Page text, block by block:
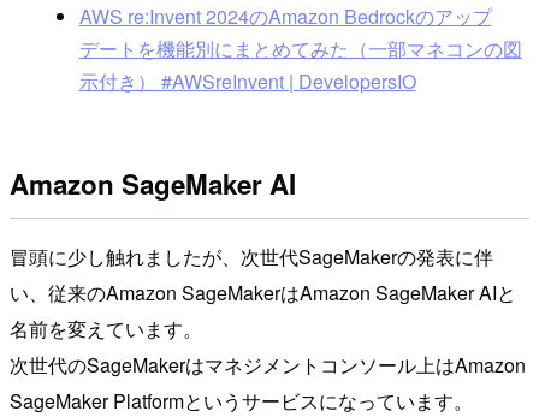
AWS re:Invent 2024のAmazon Bedrockのアップ
デートを機能別にまとめてみた（一部マネコンの図
示付き） #AWSreInvent | DevelopersIO
Amazon SageMaker AI
冒頭に少し触れましたが、次世代SageMakerの発表に伴
い、従来のAmazon SageMakerはAmazon SageMaker AIと
名前を変えています。
次世代のSageMakerはマネジメントコンソール上はAmazon
SageMaker Platformというサービスになっています。